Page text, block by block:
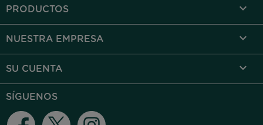
PRODUCTOS 
NUESTRA EMPRESA 
SU CUENTA 
SÍGUENOS
Facebook Twitter